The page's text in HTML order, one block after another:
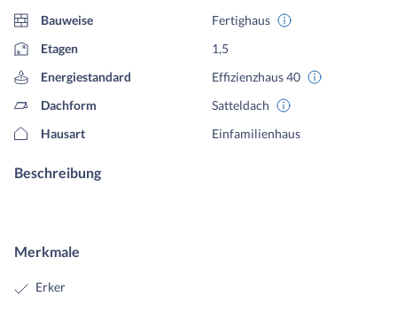
Bauweise
Fertighaus
Etagen
1,5
Energiestandard
Effizienzhaus 40
Dachform
Satteldach
Hausart
Einfamilienhaus
Beschreibung
Merkmale
Erker